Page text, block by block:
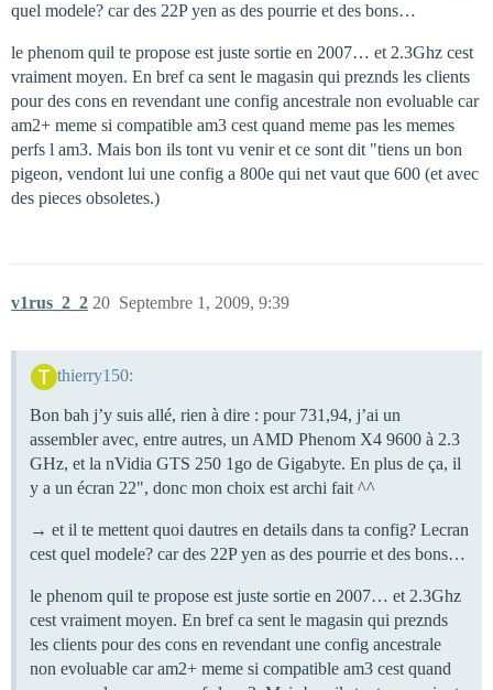
quel modele? car des 22P yen as des pourrie et des bons…
le phenom quil te propose est juste sortie en 2007… et 2.3Ghz cest
vraiment moyen. En bref ca sent le magasin qui preznds les clients
pour des cons en revendant une config ancestrale non evoluable car
am2+ meme si compatible am3 cest quand meme pas les memes
perfs l am3. Mais bon ils tont vu venir et ce sont dit "tiens un bon
pigeon, vendont lui une config a 800e qui net vaut que 600 (et avec
des pieces obsoletes.)
v1rus_2_2 Septembre 1, 2009, 9:39
20
thierry150:
Bon bah j’y suis allé, rien à dire : pour 731,94, j’ai un
assembler avec, entre autres, un AMD Phenom X4 9600 à 2.3
GHz, et la nVidia GTS 250 1go de Gigabyte. En plus de ça, il
y a un écran 22", donc mon choix est archi fait ^^
→ et il te mettent quoi dautres en details dans ta config? Lecran
cest quel modele? car des 22P yen as des pourrie et des bons…
le phenom quil te propose est juste sortie en 2007… et 2.3Ghz
cest vraiment moyen. En bref ca sent le magasin qui preznds
les clients pour des cons en revendant une config ancestrale
non evoluable car am2+ meme si compatible am3 cest quand